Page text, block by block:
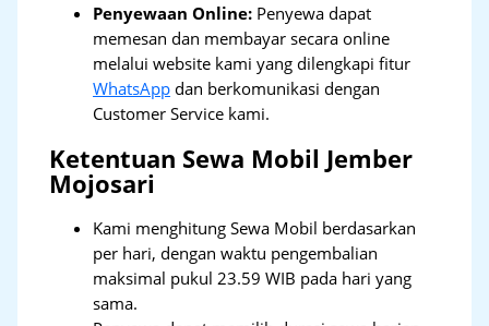
Penyewaan Online: Penyewa dapat
memesan dan membayar secara online
melalui website kami yang dilengkapi fitur
WhatsApp dan berkomunikasi dengan
Customer Service kami.
Ketentuan Sewa Mobil Jember
Mojosari
Kami menghitung Sewa Mobil berdasarkan
per hari, dengan waktu pengembalian
maksimal pukul 23.59 WIB pada hari yang
sama.